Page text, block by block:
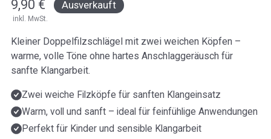
Regulärer
Preis
9,90 € Ausverkauft
inkl. MwSt.
Kleiner Doppelfilzschlägel mit zwei weichen Köpfen –
warme, volle Töne ohne hartes Anschlaggeräusch für
sanfte Klangarbeit.
Zwei weiche Filzköpfe für sanften Klangeinsatz
Warm, voll und sanft – ideal für feinfühlige Anwendungen
Perfekt für Kinder und sensible Klangarbeit